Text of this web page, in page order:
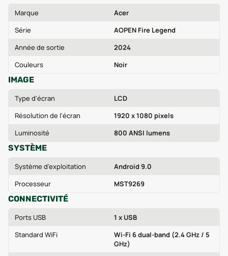
Marque
Acer
Série
AOPEN Fire Legend
Année de sortie
2024
Couleurs
Noir
IMAGE
Type d'écran
LCD
Résolution de l'écran
1920 x 1080 pixels
Luminosité
800 ANSI lumens
SYSTÈME
Système d'exploitation
Android 9.0
Processeur
MST9269
CONNECTIVITÉ
Ports USB
1 x USB
Standard WiFi
Wi‑Fi 6 dual-band (2.4 GHz / 5
GHz)